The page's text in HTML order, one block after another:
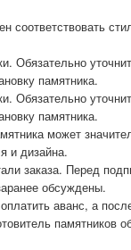
Обязательно
памятника.
Обязательно
памятника.
может
и дизайна.
заказа. Перед
обсуждены.
аванс, а
памятников